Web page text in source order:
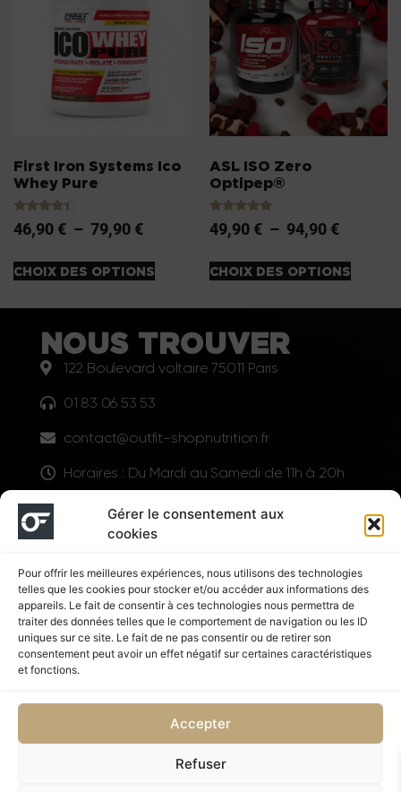
Gérer le consentement aux
cookies
Pour offrir les meilleures expériences, nous utilisons des technologies
telles que les cookies pour stocker et/ou accéder aux informations des
appareils. Le fait de consentir à ces technologies nous permettra de
traiter des données telles que le comportement de navigation ou les ID
uniques sur ce site. Le fait de ne pas consentir ou de retirer son
consentement peut avoir un effet négatif sur certaines caractéristiques
et fonctions.
Accepter
Refuser
First Iron Systems Ico
Whey Pure
Note
4.20
46,90 € – 79,90 €
CHOIX DES OPTIONS
ASL ISO Zero
Optipep®
Note
5.00
49,90 € – 94,90 €
CHOIX DES OPTIONS
NOUS TROUVER
122 Boulevard voltaire 75011 Paris
01 83 06 53 53
contact@outfit-shopnutrition.fr
Horaires : Du Mardi au Samedi de 11h à 20h
LIENS UTILES